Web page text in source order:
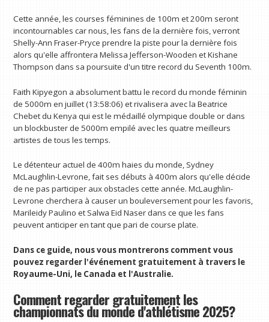
Cette année, les courses féminines de 100m et 200m seront
incontournables car nous, les fans de la dernière fois, verront
Shelly-Ann Fraser-Pryce prendre la piste pour la dernière fois
alors qu'elle affrontera Melissa Jefferson-Wooden et Kishane
Thompson dans sa poursuite d'un titre record du Seventh 100m.
Faith Kipyegon a absolument battu le record du monde féminin
de 5000m en juillet (13:58:06) et rivalisera avec la Beatrice
Chebet du Kenya qui est le médaillé olympique double or dans
un blockbuster de 5000m empilé avec les quatre meilleurs
artistes de tous les temps.
Le détenteur actuel de 400m haies du monde, Sydney
McLaughlin-Levrone, fait ses débuts à 400m alors qu'elle décide
de ne pas participer aux obstacles cette année. McLaughlin-
Levrone cherchera à causer un bouleversement pour les favoris,
Marileidy Paulino et Salwa Eid Naser dans ce que les fans
peuvent anticiper en tant que pari de course plate.
Dans ce guide, nous vous montrerons comment vous
pouvez regarder l'événement gratuitement à travers le
Royaume-Uni, le Canada et l'Australie.
Comment regarder gratuitement les
championnats du monde d'athlétisme 2025?